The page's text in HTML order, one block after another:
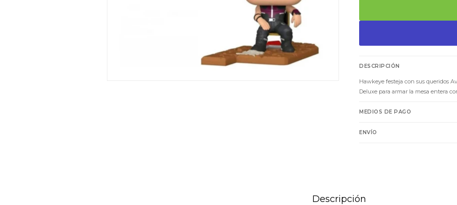
DESCRIPCIÓN
Hawkeye festeja con sus queridos
Deluxe para armar la mesa entera
MEDIOS DE PAGO
ENVÍO
Descripción